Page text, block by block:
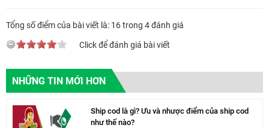
Tổng số điểm của bài viết là: 16 trong 4 đánh giá
Click để đánh giá bài viết
NHỮNG TIN MỚI HƠN
Ship cod là gì? Ưu và nhược điểm của ship cod
như thế nào?